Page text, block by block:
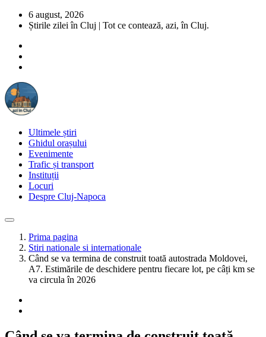
6 august, 2026
Știrile zilei în Cluj | Tot ce contează, azi, în Cluj.
Ultimele știri
Ghidul orașului
Evenimente
Trafic și transport
Instituții
Locuri
Despre Cluj-Napoca
Prima pagina
Stiri nationale si internationale
Când se va termina de construit toată autostrada Moldovei,
A7. Estimările de deschidere pentru fiecare lot, pe câți km se
va circula în 2026